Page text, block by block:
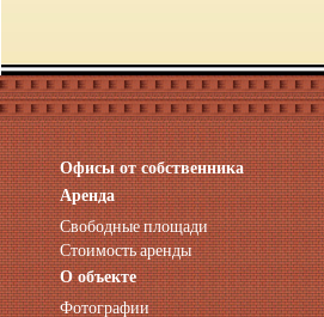
Офисы от собственника
Аренда нежилых помещений
Аренда помещений от собственника
Аренда конференц-зала СПб
Офисы у метро
Офисы в Адмиралтейском районе
Помещения с отдельным входом
Небольшие офисы
Аренда
Свободные площади
Стоимость аренды
О объекте
Фотографии